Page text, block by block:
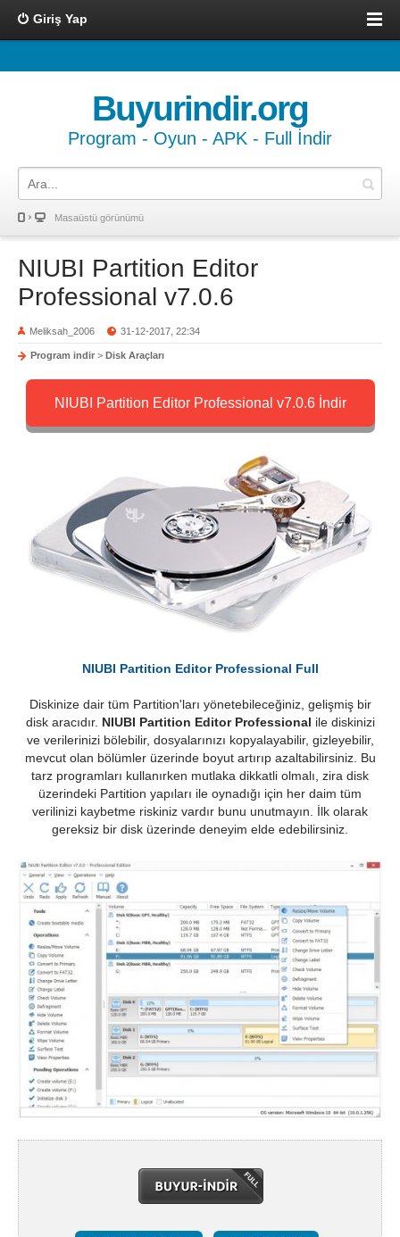
Giriş Yap
Buyurindir.org
Program - Oyun - APK - Full İndir
Masaüstü görünümü
NIUBI Partition Editor
Professional v7.0.6
Meliksah_2006 31-12-2017, 22:34
Program indir > Disk Araçları
NIUBI Partition Editor Professional v7.0.6 İndir
NIUBI Partition Editor Professional Full
Diskinize dair tüm Partition'ları yönetebileceğiniz, gelişmiş bir
disk aracıdır. NIUBI Partition Editor Professional ile diskinizi
ve verilerinizi bölebilir, dosyalarınızı kopyalayabilir, gizleyebilir,
mevcut olan bölümler üzerinde boyut artırıp azaltabilirsiniz. Bu
tarz programları kullanırken mutlaka dikkatli olmalı, zira disk
üzerindeki Partition yapıları ile oynadığı için her daim tüm
verilinizi kaybetme riskiniz vardır bunu unutmayın. İlk olarak
gereksiz bir disk üzerinde deneyim elde edebilirsiniz.